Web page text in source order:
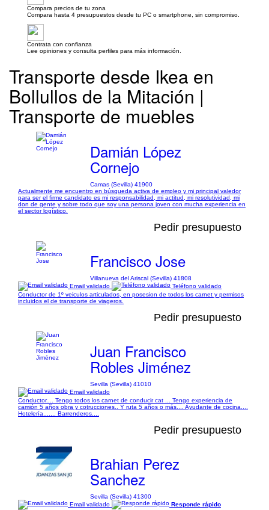
Compara precios de tu zona
Compara hasta 4 presupuestos desde tu PC o smartphone, sin compromiso.
Contrata con confianza
Lee opiniones y consulta perfiles para más información.
Transporte desde Ikea en
Bollullos de la Mitación |
Transporte de muebles
Damián López
Cornejo
Camas (Sevilla) 41900
Actualmente me encuentro en búsqueda activa de empleo y mi principal valedor
para ser el firme candidato es mi responsabilidad, mi actitud, mi resolutividad, mi
don de gente y sobre todo que soy una persona joven con mucha experiencia en
el sector logístico.
Pedir presupuesto
Francisco Jose
Villanueva del Ariscal (Sevilla) 41808
Email validado
Teléfono validado
Conductor de 1º veiculos articulados, en posesion de todos los carnet y permisos
incluidos el de transporte de viageros.
Pedir presupuesto
Juan Francisco
Robles Jiménez
Sevilla (Sevilla) 41010
Email validado
Conductor.... Tengo todos los carnet de conducir cat ... Tengo experiencia de
camión 5 años obra y cotrucciones.. Y ruta 5 años o más.... Ayudante de cocina....
Hotelería....... Barrenderos....
Pedir presupuesto
Brahian Perez
Sanchez
Sevilla (Sevilla) 41300
Email validado
Responde rápido